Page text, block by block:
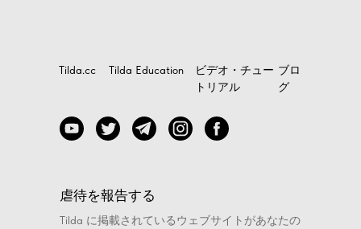
Tilda.cc Tilda Education
ビデオ・チュー
トリアル
ブロ
グ
虐待を報告する
Tilda に掲載されているウェブサイトがあなたの